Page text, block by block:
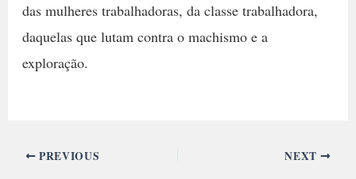
das mulheres trabalhadoras, da classe trabalhadora,
daquelas que lutam contra o machismo e a
exploração.
PREVIOUS NEXT